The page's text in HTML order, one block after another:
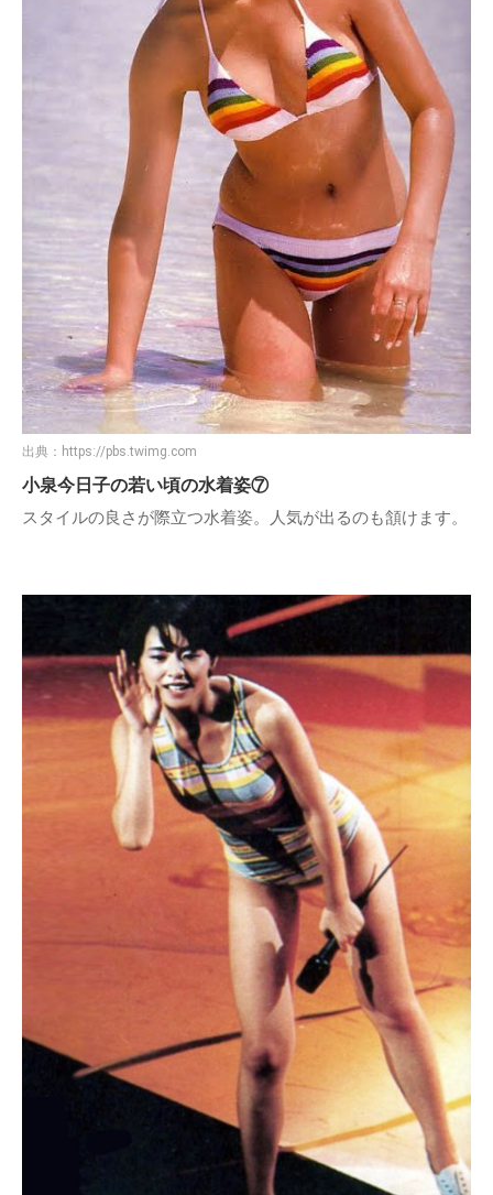
出典： https://pbs.twimg.com
小泉今日子の若い頃の水着姿⑦
スタイルの良さが際立つ水着姿。人気が出るのも頷けます。